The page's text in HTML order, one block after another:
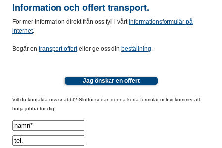
Information och offert transport.
För mer information direkt från oss fyll i vårtinformationsformulär på
internet.
Begär en transport offerteller ge oss din beställning
Jag önskar en offert
Vill du kontakta oss snabbt? Slutför sedan denna korta formulär och vi kommer att
börja jobba för dig!